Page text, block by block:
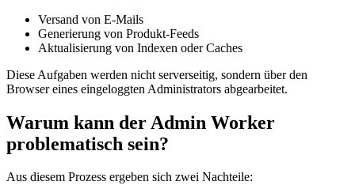
Versand von E-Mails
Generierung von Produkt-Feeds
Aktualisierung von Indexen oder Caches
Diese Aufgaben werden nicht serverseitig, sondern über den
Browser eines eingeloggten Administrators abgearbeitet.
Warum kann der Admin Worker
problematisch sein?
Aus diesem Prozess ergeben sich zwei Nachteile: